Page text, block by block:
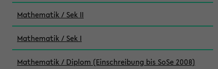
Mathematik / Sek II
Mathematik / Sek I
Mathematik / Diplom (Einschreibung bis SoSe 2008)